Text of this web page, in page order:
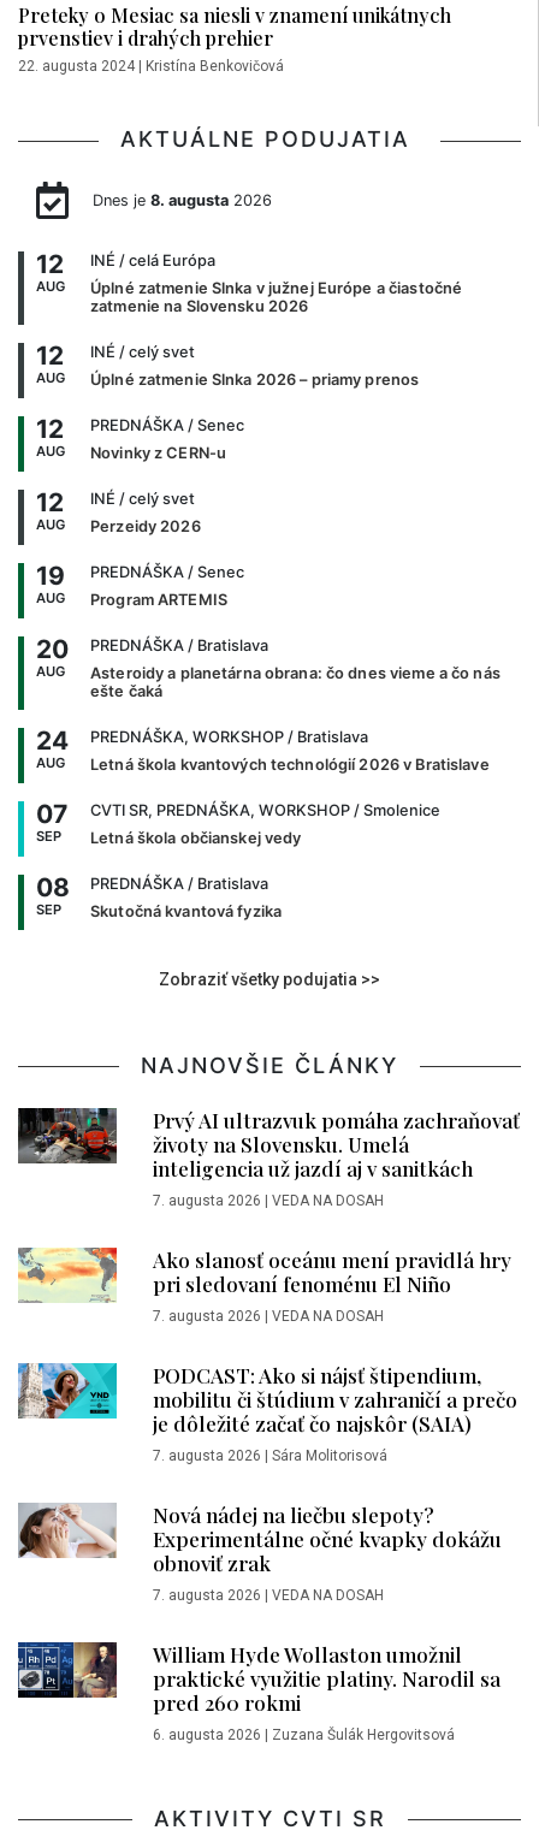
Preteky o Mesiac sa niesli v znamení unikátnych
prvenstiev i drahých prehier
22. augusta 2024 Kristína Benkovičová
AKTUÁLNE PODUJATIA
Dnes je 8. augusta2026
12
AUG
INÉ / celá Európa
Úplné zatmenie Slnka v južnej Európe a čiastočné
zatmenie na Slovensku 2026
12
AUG
INÉ / celý svet
Úplné zatmenie Slnka 2026 – priamy prenos
12
AUG
PREDNÁŠKA / Senec
Novinky z CERN-u
12
AUG
INÉ / celý svet
Perzeidy 2026
19
AUG
PREDNÁŠKA / Senec
Program ARTEMIS
20
AUG
PREDNÁŠKA / Bratislava
Asteroidy a planetárna obrana: čo dnes vieme a čo nás
ešte čaká
24
AUG
PREDNÁŠKA, WORKSHOP / Bratislava
Letná škola kvantových technológií 2026 v Bratislave
07
SEP
CVTI SR, PREDNÁŠKA, WORKSHOP / Smolenice
Letná škola občianskej vedy
08
SEP
PREDNÁŠKA / Bratislava
Skutočná kvantová fyzika
Zobraziť všetky podujatia >>
NAJNOVŠIE ČLÁNKY
Prvý AI ultrazvuk pomáha zachraňovať
životy na Slovensku. Umelá
inteligencia už jazdí aj v sanitkách
7. augusta 2026 | VEDA NA DOSAH
Ako slanosť oceánu mení pravidlá hry
pri sledovaní fenoménu El Niño
7. augusta 2026 | VEDA NA DOSAH
PODCAST: Ako si nájsť štipendium,
mobilitu či štúdium v zahraničí a prečo
je dôležité začať čo najskôr (SAIA)
7. augusta 2026 | Sára Molitorisová
Nová nádej na liečbu slepoty?
Experimentálne očné kvapky dokážu
obnoviť zrak
7. augusta 2026 | VEDA NA DOSAH
William Hyde Wollaston umožnil
praktické využitie platiny. Narodil sa
pred 260 rokmi
6. augusta 2026 | Zuzana Šulák Hergovitsová
AKTIVITY CVTI SR